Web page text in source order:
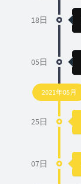
18日
05日
2021年05月
25日
07日